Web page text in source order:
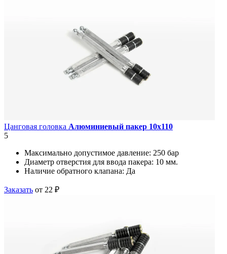
Цанговая головка Алюминиевый пакер 10х110
5
Максимально допустимое давление: 250 бар
Диаметр отверстия для ввода пакера: 10 мм.
Наличие обратного клапана: Да
Заказать от 22 ₽